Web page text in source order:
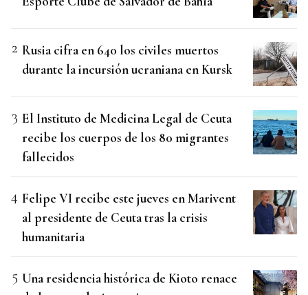
Rusia cifra en 640 los civiles muertos
durante la incursión ucraniana en Kursk
El Instituto de Medicina Legal de Ceuta
recibe los cuerpos de los 80 migrantes
fallecidos
Felipe VI recibe este jueves en Marivent
al presidente de Ceuta tras la crisis
humanitaria
Una residencia histórica de Kioto renace